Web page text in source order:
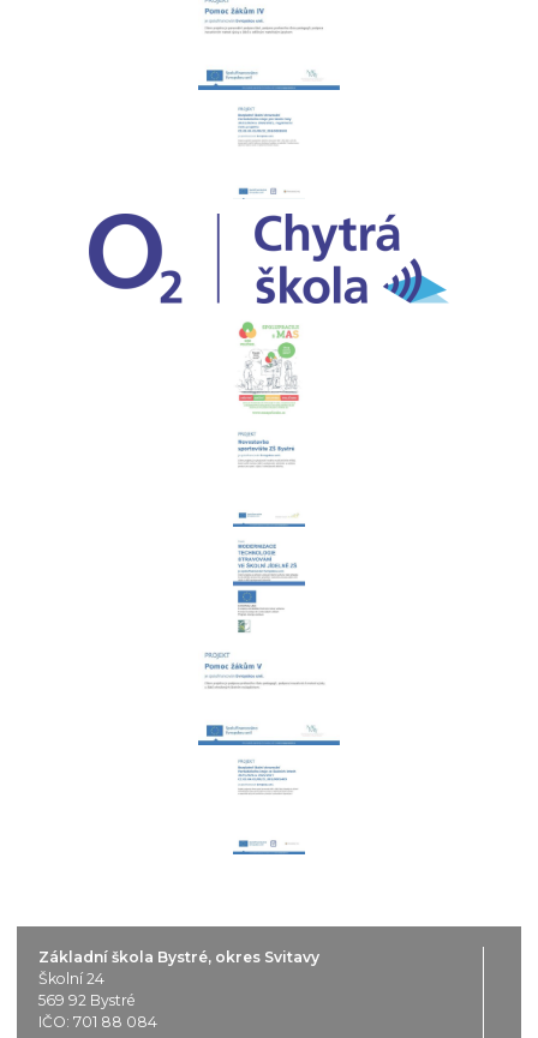
Základní škola Bystré, okres Svitavy
Školní 24
569 92 Bystré
IČO: 701 88 084